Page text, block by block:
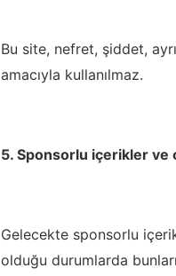
Bu site, nefret, şiddet,
amacıyla kullanılmaz.
5. Sponsorlu içerikler ve
Gelecekte sponsorlu
olduğu durumlarda